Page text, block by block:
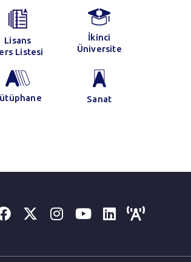
Lisans
Listesi
İkinci
Üniversite
Sanat